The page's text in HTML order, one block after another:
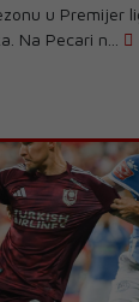
u Premijer
Na Pecari n...